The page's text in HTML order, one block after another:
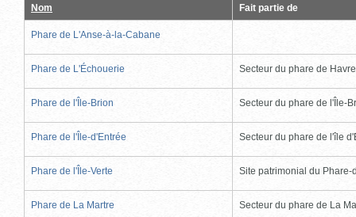
Nom Fait partie de
Phare de L'Anse-à-la-Cabane
Phare de L'Échouerie Secteur du phare de
Phare de l'Île-Brion Secteur du phare de l'Île-
Phare de l'Île-d'Entrée Secteur du phare de l'île
Phare de l'Île-Verte Site patrimonial du Phare-
Phare de La Martre Secteur du phare de La